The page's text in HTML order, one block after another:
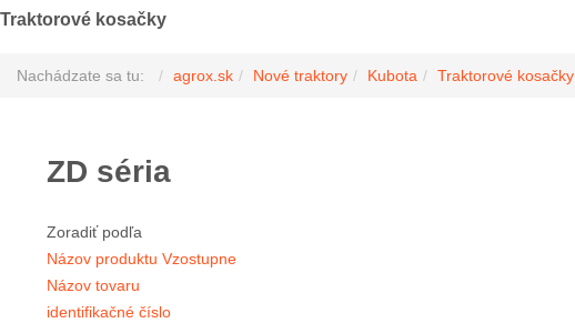
Traktorové kosačky
Nachádzate sa tu: agrox.sk Nové traktory Kubota Traktorové kosačky
ZD séria
Zoradiť podľa
Názov produktu Vzostupne
Názov tovaru
identifikačné číslo